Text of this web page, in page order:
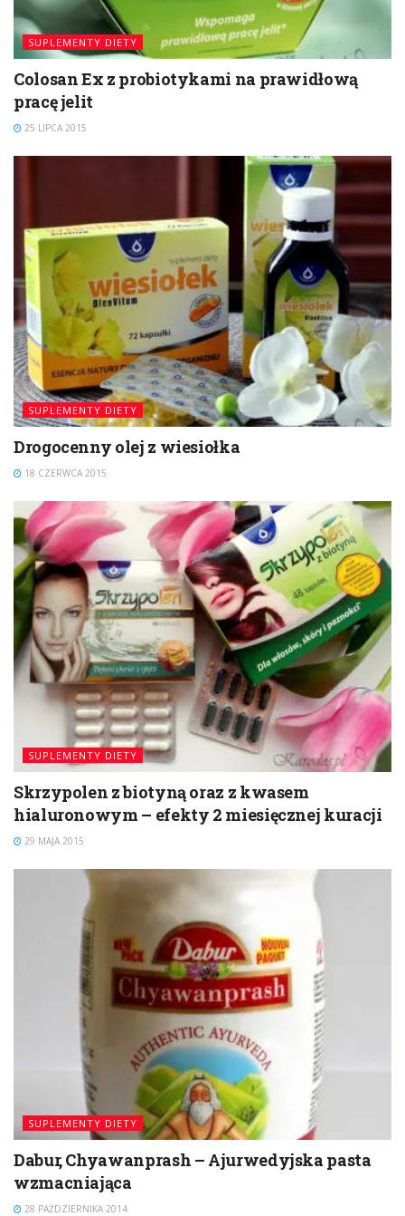
SUPLEMENTY DIETY
Colosan Ex z probiotykami na prawidłową
pracę jelit
25 LIPCA 2015
SUPLEMENTY DIETY
Drogocenny olej z wiesiołka
18 CZERWCA 2015
SUPLEMENTY DIETY
Skrzypolen z biotyną oraz z kwasem
hialuronowym – efekty 2 miesięcznej kuracji
29 MAJA 2015
SUPLEMENTY DIETY
Dabur, Chyawanprash – Ajurwedyjska pasta
wzmacniająca
28 PAŹDZIERNIKA 2014